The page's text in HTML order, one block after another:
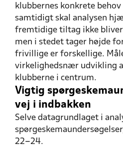
klubbernes konkrete
samtidigt skal analysen
fremtidige tiltag ikke bliver
men i stedet tager højde
frivillige er forskellige.
virkelighedsnær udvikling
klubberne i centrum.
Vigtig
vej i indbakken
Selve datagrundlaget i
22–24.